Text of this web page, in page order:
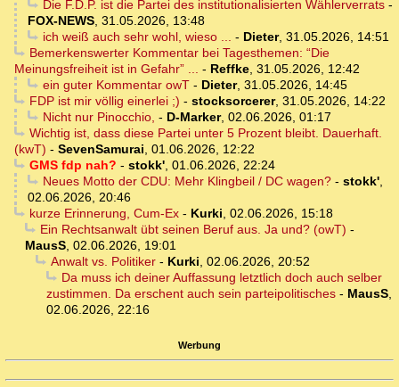
Die F.D.P. ist die Partei des institutionalisierten Wählerverrats-
FOX-NEWS, 31.05.2026, 13:48
ich weiß auch sehr wohl, wieso ... - Dieter, 31.05.2026, 14:51
Bemerkenswerter Kommentar bei Tagesthemen: “Die
Meinungsfreiheit ist in Gefahr” ... - Reffke, 31.05.2026, 12:42
ein guter Kommentar owT- Dieter, 31.05.2026, 14:45
FDP ist mir völlig einerlei ;) - stocksorcerer, 31.05.2026, 14:22
Nicht nur Pinocchio, - D-Marker, 02.06.2026, 01:17
Wichtig ist, dass diese Partei unter 5 Prozent bleibt. Dauerhaft.
(kwT) - SevenSamurai, 01.06.2026, 12:22
GMS fdp nah? - stokk', 01.06.2026, 22:24
Neues Motto der CDU: Mehr Klingbeil / DC wagen?- stokk',
02.06.2026, 20:46
kurze Erinnerung, Cum-Ex- Kurki, 02.06.2026, 15:18
Ein Rechtsanwalt übt seinen Beruf aus. Ja und? (owT) -
MausS, 02.06.2026, 19:01
Anwalt vs. Politiker- Kurki, 02.06.2026, 20:52
Da muss ich deiner Auffassung letztlich doch auch selber
zustimmen. Da erschent auch sein parteipolitisches - MausS,
02.06.2026, 22:16
Werbung